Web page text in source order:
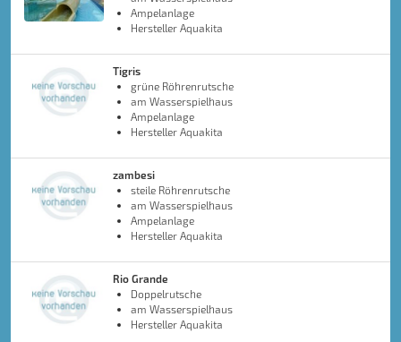
Ampelanlage
Hersteller Aquakita
Tigris
grüne Röhrenrutsche
am Wasserspielhaus
Ampelanlage
Hersteller Aquakita
zambesi
steile Röhrenrutsche
am Wasserspielhaus
Ampelanlage
Hersteller Aquakita
Rio Grande
Doppelrutsche
am Wasserspielhaus
Hersteller Aquakita